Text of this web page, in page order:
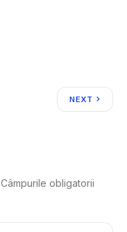
NEXT
Câmpurile obligatorii